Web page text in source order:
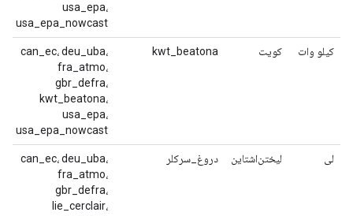
usa_epa،
usa_epa_nowcast
کیلو وات کویت kwt_beatona
can_ec، deu_uba،
fra_atmo،
gbr_defra،
kwt_beatona،
usa_epa،
usa_epa_nowcast
لی لیختن‌اشتاین دروغ_سرکلر
can_ec، deu_uba،
fra_atmo،
gbr_defra،
lie_cerclair،